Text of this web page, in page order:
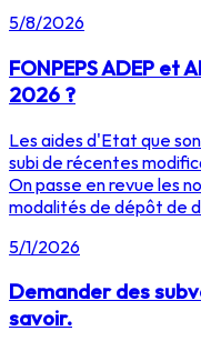
5/8/2026
FONPEPS ADEP et
2026 ?
Les aides d'Etat que
subi de récentes
On passe en revue les
modalités de dépôt de
5/1/2026
Demander des
savoir.